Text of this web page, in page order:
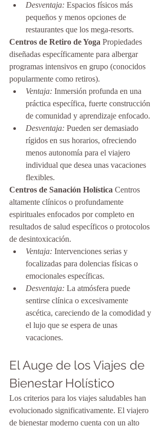
Desventaja: Espacios físicos más
pequeños y menos opciones de
restaurantes que los mega-resorts.
Centros de Retiro de Yoga Propiedades
diseñadas específicamente para albergar
programas intensivos en grupo (conocidos
popularmente como retiros).
Ventaja: Inmersión profunda en una
práctica específica, fuerte construcción
de comunidad y aprendizaje enfocado.
Desventaja: Pueden ser demasiado
rígidos en sus horarios, ofreciendo
menos autonomía para el viajero
individual que desea unas vacaciones
flexibles.
Centros de Sanación Holística Centros
altamente clínicos o profundamente
espirituales enfocados por completo en
resultados de salud específicos o protocolos
de desintoxicación.
Ventaja: Intervenciones serias y
focalizadas para dolencias físicas o
emocionales específicas.
Desventaja: La atmósfera puede
sentirse clínica o excesivamente
ascética, careciendo de la comodidad y
el lujo que se espera de unas
vacaciones.
El Auge de los Viajes de
Bienestar Holístico
Los criterios para los viajes saludables han
evolucionado significativamente. El viajero
de bienestar moderno cuenta con un alto